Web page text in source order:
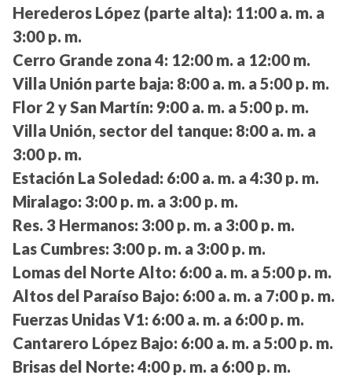
Herederos López (parte alta): 11:00 a. m. a
3:00 p. m.
Cerro Grande zona 4: 12:00 m. a 12:00 m.
Villa Unión parte baja: 8:00 a. m. a 5:00 p. m.
Flor 2 y San Martín: 9:00 a. m. a 5:00 p. m.
Villa Unión, sector del tanque: 8:00 a. m. a
3:00 p. m.
Estación La Soledad: 6:00 a. m. a 4:30 p. m.
Miralago: 3:00 p. m. a 3:00 p. m.
Res. 3 Hermanos: 3:00 p. m. a 3:00 p. m.
Las Cumbres: 3:00 p. m. a 3:00 p. m.
Lomas del Norte Alto: 6:00 a. m. a 5:00 p. m.
Altos del Paraíso Bajo: 6:00 a. m. a 7:00 p. m.
Fuerzas Unidas V1: 6:00 a. m. a 6:00 p. m.
Cantarero López Bajo: 6:00 a. m. a 5:00 p. m.
Brisas del Norte: 4:00 p. m. a 6:00 p. m.